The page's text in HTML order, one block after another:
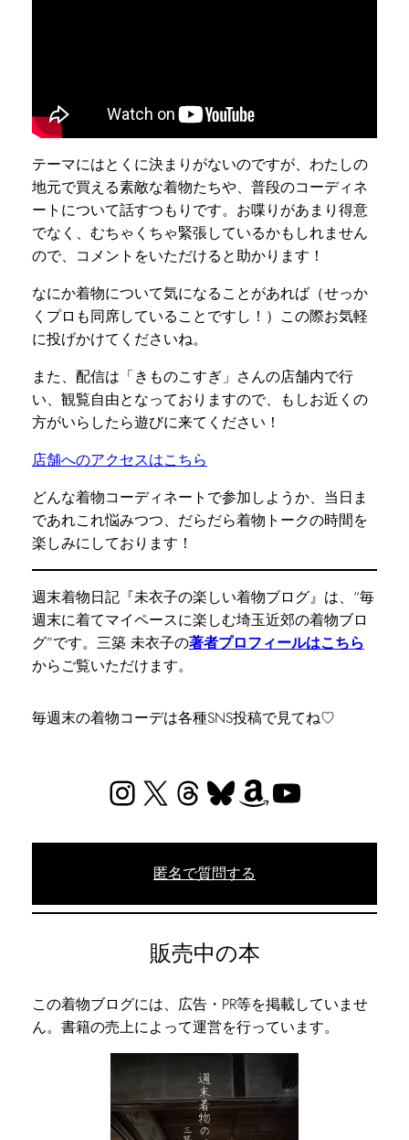
テーマにはとくに決まりがないのですが、わたしの
地元で買える素敵な着物たちや、普段のコーディネ
ートについて話すつもりです。お喋りがあまり得意
でなく、むちゃくちゃ緊張しているかもしれません
ので、コメントをいただけると助かります！
なにか着物について気になることがあれば（せっか
くプロも同席していることですし！）この際お気軽
に投げかけてくださいね。
また、配信は「きものこすぎ」さんの店舗内で行
い、観覧自由となっておりますので、もしお近くの
方がいらしたら遊びに来てください！
店舗へのアクセスはこちら
どんな着物コーディネートで参加しようか、当日ま
であれこれ悩みつつ、だらだら着物トークの時間を
楽しみにしております！
週末着物日記『未衣子の楽しい着物ブログ』は、“毎
週末に着てマイペースに楽しむ埼玉近郊の着物ブロ
グ”です。三築 未衣子の著者プロフィールはこちら
からご覧いただけます。
毎週末の着物コーデは各種SNS投稿で見てね♡
Instagram X Threads Bluesky Amazon YouTube
匿名で質問する
販売中の本
この着物ブログには、広告・PR等を掲載していませ
ん。書籍の売上によって運営を行っています。